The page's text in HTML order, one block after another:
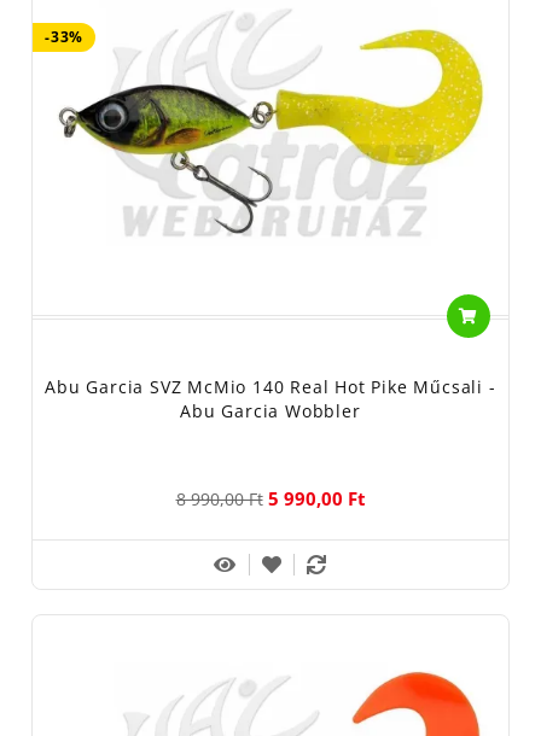
-33%
Abu Garcia SVZ McMio 140 Real Hot Pike Műcsali -
Abu Garcia Wobbler
8 990,00 Ft 5 990,00 Ft